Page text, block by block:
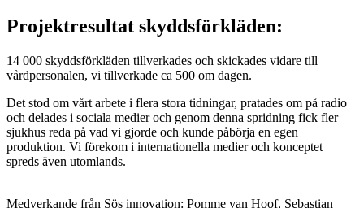
Projektresultat skyddsförkläden:
14 000 skyddsförkläden tillverkades och skickades vidare till
vårdpersonalen, vi tillverkade ca 500 om dagen.
Det stod om vårt arbete i flera stora tidningar, pratades om på radio
och delades i sociala medier och genom denna spridning fick fler
sjukhus reda på vad vi gjorde och kunde påbörja en egen
produktion. Vi förekom i internationella medier och konceptet
spreds även utomlands.
Medverkande från Sös innovation: Pomme van Hoof, Sebastian